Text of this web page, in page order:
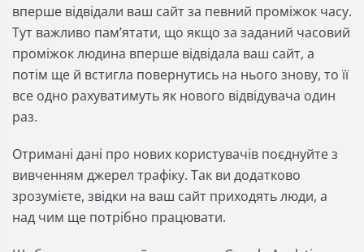
вперше відвідали ваш сайт за певний проміжок часу.
Тут важливо пам’ятати, що якщо за заданий часовий
проміжок людина вперше відвідала ваш сайт, а
потім ще й встигла повернутись на нього знову, то її
все одно рахуватимуть як нового відвідувача один
раз.
Отримані дані про нових користувачів поєднуйте з
вивченням джерел трафіку. Так ви додатково
зрозумієте, звідки на ваш сайт приходять люди, а
над чим ще потрібно працювати.